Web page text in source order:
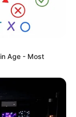
Age - Most